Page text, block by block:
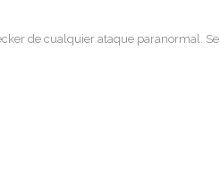
de cualquier ataque paranormal. Se